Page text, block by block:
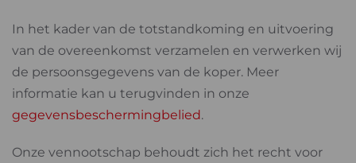
In het kader van de totstandkoming en uitvoering
van de overeenkomst verzamelen en verwerken wij
de persoonsgegevens van de koper. Meer
informatie kan u terugvinden in onze
gegevensbeschermingbelied.
Onze vennootschap behoudt zich het recht voor